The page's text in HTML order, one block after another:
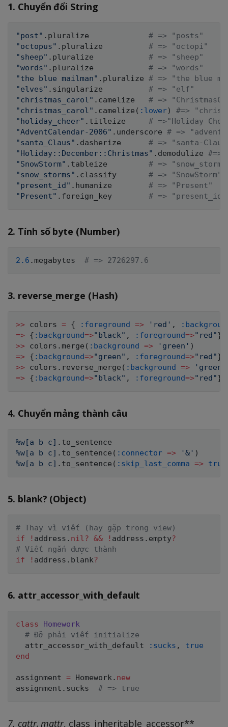
1. Chuyển đổi String
"post" . pluralize # => "posts"
"octopus" . pluralize # => "octopi"
"sheep" . pluralize # => "sheep"
"words" . pluralize # => "words"
"the blue mailman" . pluralize # => "the blue
"elves" . singularize # => "elf"
"christmas_carol" . camelize # =>
"christmas_carol" . camelize ( :lower)
#=>
"holiday_cheer" . titleize # =>"Holiday
"AdventCalendar-2006" . underscore # =>
"santa_Claus" . dasherize # => "santa-
"Holiday::December::Christmas" . demodulize #=>
"SnowStorm" . tableize # =>
"snow_storms" . classify # => "SnowStorm"
"present_id" . humanize # => "Present"
"Present" . foreign_key # => "present_id"
2. Tính số byte (Number)
2.6 . megabytes # => 2726297.6
3. reverse_merge (Hash)
>> colors = { :foreground => 'red' ,
=> { :background=>"black" , :foreground=>"red"}
>> colors . merge ( :background => 'green' )
=> { :background=>"green" , :foreground=>"red"}
>> colors . reverse_merge ( :background => 'green'
=> { :background=>"black" , :foreground=>"red"}
4. Chuyển mảng thành câu
%w[a b c] .
%w[a b c] . to_sentence ( :connector => '&' )
%w[a b c] . to_sentence ( :skip_last_comma => true
5. blank? (Object)
# Thay vì viết (hay gặp trong view)
if
! address . nil? && ! address . empty?
# Viết ngắn được thành
if
! address . blank?
6. attr_accessor_with_default
class
Homework
# Đỡ phải viết initialize
  attr_accessor_with_default
:sucks ,
true
end
assignment = Homework. new
assignment . sucks # => true
7. cattr, mattr, class_inheritable_accessor**